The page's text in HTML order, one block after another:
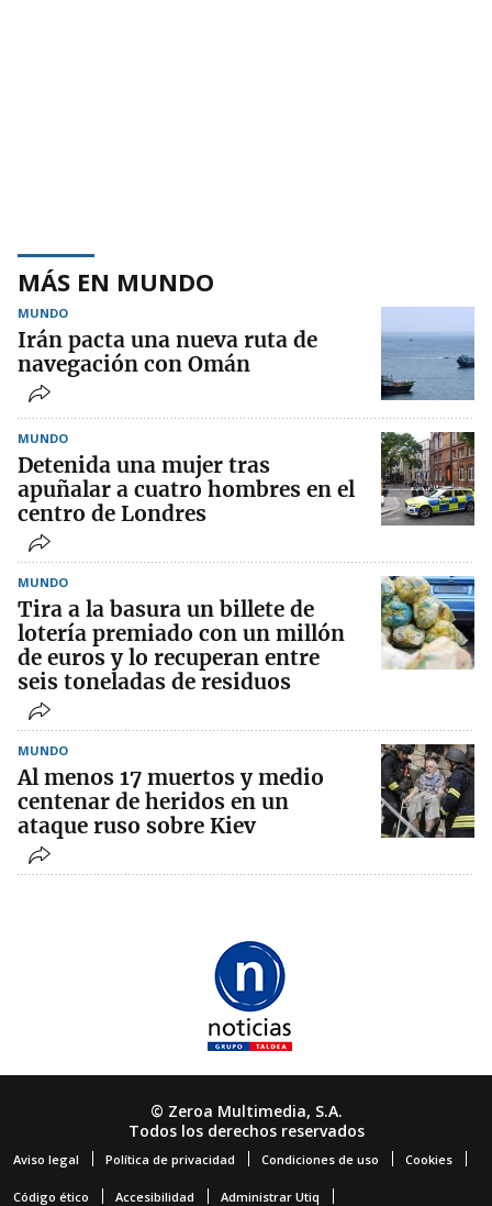
MÁS EN MUNDO
MUNDO
Irán pacta una nueva ruta de
navegación con Omán
MUNDO
Detenida una mujer tras
apuñalar a cuatro hombres en el
centro de Londres
MUNDO
Tira a la basura un billete de
lotería premiado con un millón
de euros y lo recuperan entre
seis toneladas de residuos
MUNDO
Al menos 17 muertos y medio
centenar de heridos en un
ataque ruso sobre Kiev
© Zeroa Multimedia, S.A.
Todos los derechos reservados
Aviso legal Política de privacidad Condiciones de uso Cookies
Código ético Accesibilidad Administrar Utiq